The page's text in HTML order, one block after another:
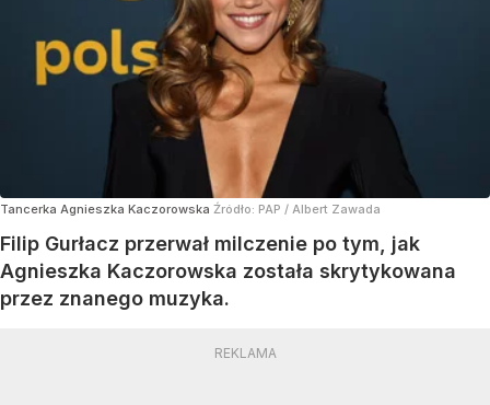
Tancerka Agnieszka Kaczorowska Źródło: PAP / Albert Zawada
Filip Gurłacz przerwał milczenie po tym, jak
Agnieszka Kaczorowska została skrytykowana
przez znanego muzyka.